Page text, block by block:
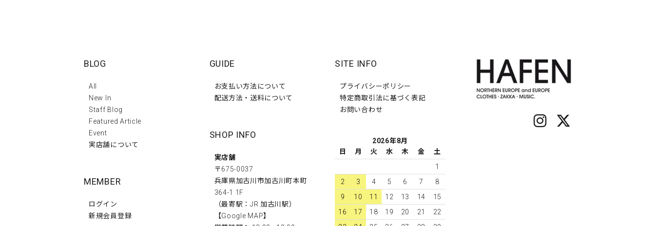
BLOG
All
New In
Staff Blog
Featured Article
Event
実店舗について
MEMBER
ログイン
新規会員登録
GUIDE
お支払い方法について
配送方法・送料について
SHOP INFO
実店舗
〒675-0037
兵庫県加古川市加古川町本町
364-1 1F
（最寄駅：JR 加古川駅）
【Google MAP】
SITE INFO
プライバシーポリシー
特定商取引法に基づく表記
お問い合わせ
2026年8月
日
月 火 水 木 金
土
1
2
3 4 5 6 7
8
9
10 11 12 13 14
15
16
17 18 19 20 21
22